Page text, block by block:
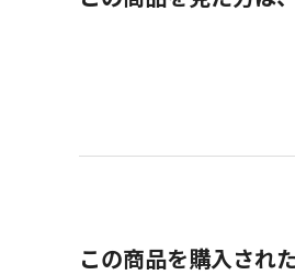
この商品を購入され